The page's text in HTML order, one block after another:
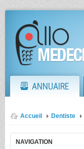
ANNUAIRE
Accueil Dentiste
NAVIGATION